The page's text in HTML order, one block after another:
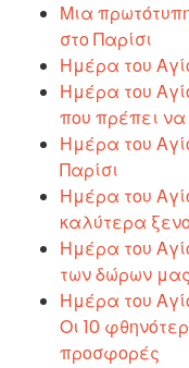
Μια
στο Παρίσι
Ημέρα του
Ημέρα του
που πρέπει
Ημέρα του
Παρίσι
Ημέρα του
καλύτερα
Ημέρα του
των δώρων μας
Ημέρα του
Οι 10
προσφορές